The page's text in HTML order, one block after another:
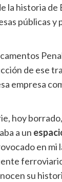
historia
públicas
de ese
empresa
hoy
a un
en
su